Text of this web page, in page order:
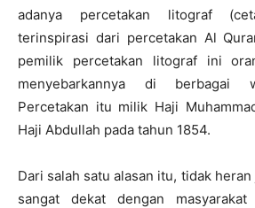
adanya percetakan litograf
terinspirasi dari percetakan Al
pemilik percetakan litograf ini
menyebarkannya di berbagai
Percetakan itu milik Haji
Haji Abdullah pada tahun 1854.
Dari salah satu alasan itu, tidak
sangat dekat dengan